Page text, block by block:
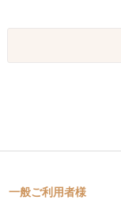
一般ご利用者様